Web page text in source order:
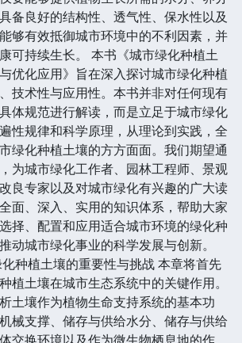
备良好的结构性、透气性、保水性以及
够有效抵御城市环境中的不利因素，并
可持续生长。 本书《城市绿化种植土
优化应用》旨在深入探讨城市绿化种植
技术性与应用性。本书并非对任何现有
体规范进行解读，而是立足于城市绿化
性规律和科学原理，从理论到实践，全
绿化种植土壤的方方面面。我们期望通
为城市绿化工作者、园林工程师、景观
良专家以及对城市绿化有兴趣的广大读
面、深入、实用的知识体系，帮助大家
择、配置和应用适合城市环境的绿化种
动城市绿化事业的科学发展与创新。
种植土壤的重要性与挑战 本章将首先
植土壤在城市生态系统中的关键作用。
土壤作为植物生命支持系统的基本功
械支撑、储存与供给水分、储存与供给
交换环境以及作为微生物栖息地的作